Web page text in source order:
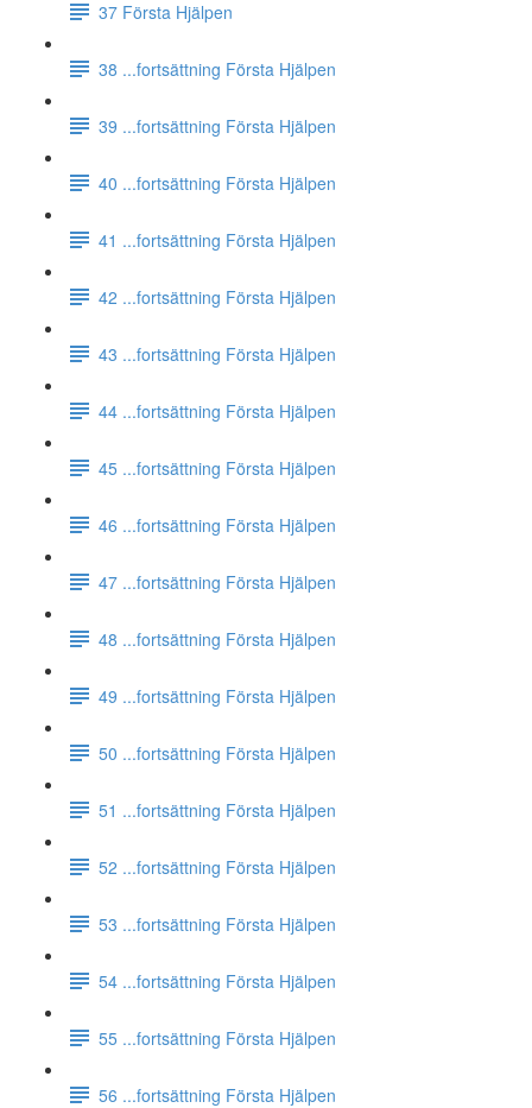
37 Första Hjälpen
38 ...fortsättning Första Hjälpen
39 ...fortsättning Första Hjälpen
40 ...fortsättning Första Hjälpen
41 ...fortsättning Första Hjälpen
42 ...fortsättning Första Hjälpen
43 ...fortsättning Första Hjälpen
44 ...fortsättning Första Hjälpen
45 ...fortsättning Första Hjälpen
46 ...fortsättning Första Hjälpen
47 ...fortsättning Första Hjälpen
48 ...fortsättning Första Hjälpen
49 ...fortsättning Första Hjälpen
50 ...fortsättning Första Hjälpen
51 ...fortsättning Första Hjälpen
52 ...fortsättning Första Hjälpen
53 ...fortsättning Första Hjälpen
54 ...fortsättning Första Hjälpen
55 ...fortsättning Första Hjälpen
56 ...fortsättning Första Hjälpen